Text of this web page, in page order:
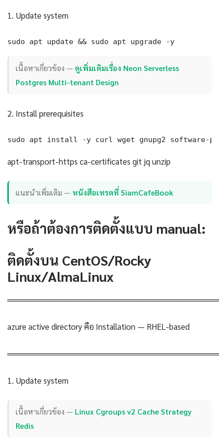
1. Update system
sudo apt update && sudo apt upgrade -y
เนื้อหาเกี่ยวข้อง — ดูเพิ่มเติมเรื่อง Neon Serverless
Postgres Multi-tenant Design
2. Install prerequisites
sudo apt install -y curl wget gnupg2 software-
apt-transport-https ca-certificates git jq unzip
แนะนำเพิ่มเติม — หนังสือเทรดที่ SiamCafeBook
หรือถ้าต้องการติดตั้งแบบ manual:
ติดตั้งบน CentOS/Rocky
Linux/AlmaLinux
azure active directory คือ Installation — RHEL-based
1. Update system
เนื้อหาเกี่ยวข้อง — Linux Cgroups v2 Cache Strategy
Redis